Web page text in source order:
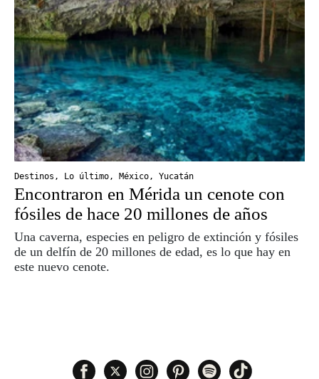
Destinos , Lo último, México, Yucatán
Encontraron en Mérida un cenote con
fósiles de hace 20 millones de años
Una caverna, especies en peligro de extinción y fósiles
de un delfín de 20 millones de edad, es lo que hay en
este nuevo cenote.